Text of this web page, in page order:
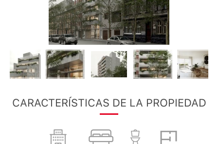
CARACTERÍSTICAS DE LA PROPIEDAD